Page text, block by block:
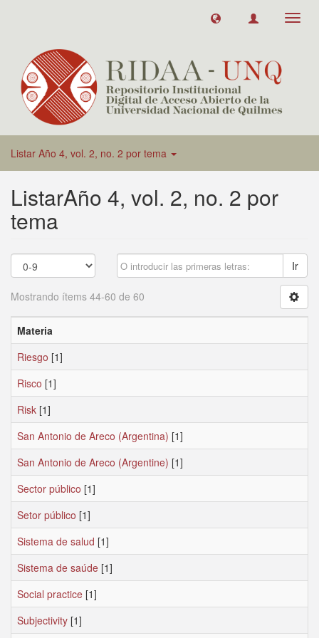
Listar Año 4, vol. 2, no. 2 por tema
ListarAño 4, vol. 2, no. 2 por
tema
Ir
Mostrando ítems 44-60 de 60
Materia
Riesgo [1]
Risco [1]
Risk [1]
San Antonio de Areco (Argentina) [1]
San Antonio de Areco (Argentine) [1]
Sector público [1]
Setor público [1]
Sistema de salud [1]
Sistema de saúde [1]
Social practice [1]
Subjectivity [1]